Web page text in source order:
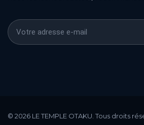
Module manager / AN Cookie Popup.
© 2026 LE TEMPLE OTAKU. Tous droits